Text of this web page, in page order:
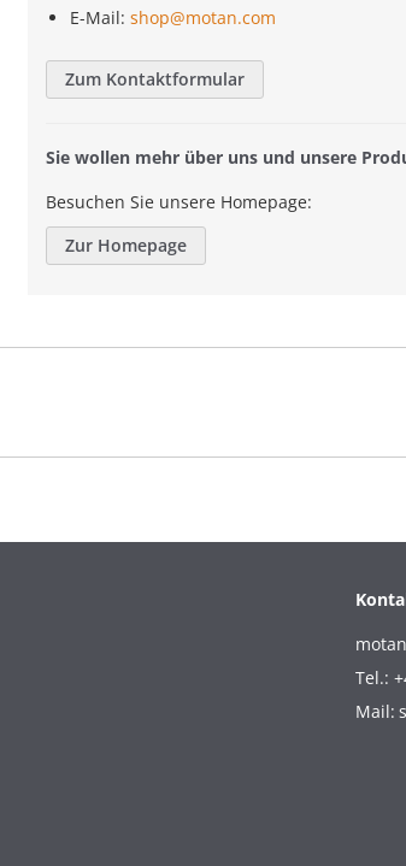
E-Mail: shop@motan.com
Zum Kontaktformular
Sie wollen mehr über uns und unsere
Besuchen Sie unsere Homepage:
Zur Homepage
Tel.:
Mail: